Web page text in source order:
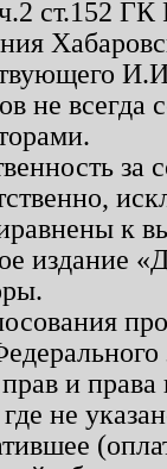
ст.152
не
к
издание
и
не